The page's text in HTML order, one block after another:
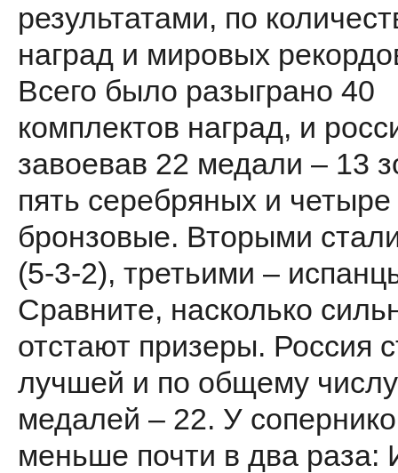
результатами, по
наград и мировых
Всего было разыграно 40
комплектов наград, и
завоевав 22 медали – 13
пять серебряных и четыре
бронзовые. Вторыми
(5-3-2), третьими –
Сравните, насколько
отстают призеры. Россия
лучшей и по общему числу
медалей – 22. У
меньше почти в два раза: